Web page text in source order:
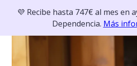
💜 Recibe hasta 747€ al mes en
Dependencia. Más